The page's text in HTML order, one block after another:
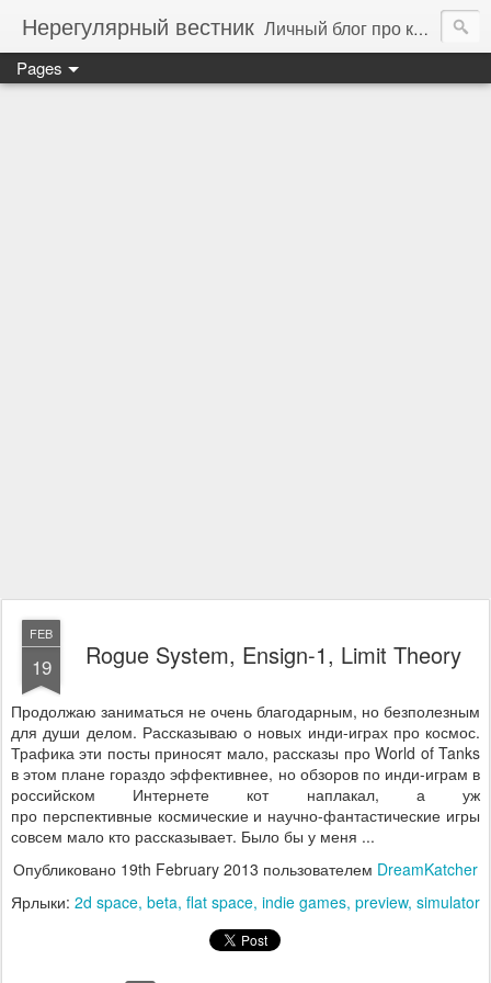
Нерегулярный вестник Личный блог про компьютеры, технологии и программирование
Pages
FEB
19 Rogue System, Ensign-1, Limit Theory
Продолжаю заниматься не очень благодарным, но безполезным
для души делом. Рассказываю о новых инди-играх про космос.
Трафика эти посты приносят мало, рассказы про World of Tanks
в этом плане гораздо эффективнее, но обзоров по инди-играм в
российском Интернете кот наплакал, а уж
про перспективные космические и научно-фантастические игры
совсем мало кто рассказывает. Было бы у меня ...
Опубликовано 19th February 2013 пользователем DreamKatcher
Ярлыки: 2d space beta flat space indie games preview simulator